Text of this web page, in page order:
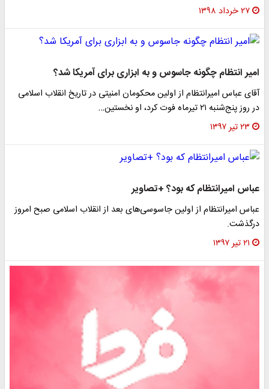
۲۷ خرداد ۱۳۹۸
امیر انتظام چگونه جاسوس و به ابزاری برای آمریکا شد؟
آقای عباس امیرانتظام از اولین محکومان امنیتی در تاریخ انقلاب اسلامی
در روز پنج‌شنبه ۲۱ تیرماه فوت کرد، او نخستین…
۲۳ تیر ۱۳۹۷
عباس امیرانتظام که بود؟ +تصاویر
عباس امیرانتظام از اولین جاسوسی‌های بعد از انقلاب اسلامی صبح امروز
درگذشت.
۲۱ تیر ۱۳۹۷